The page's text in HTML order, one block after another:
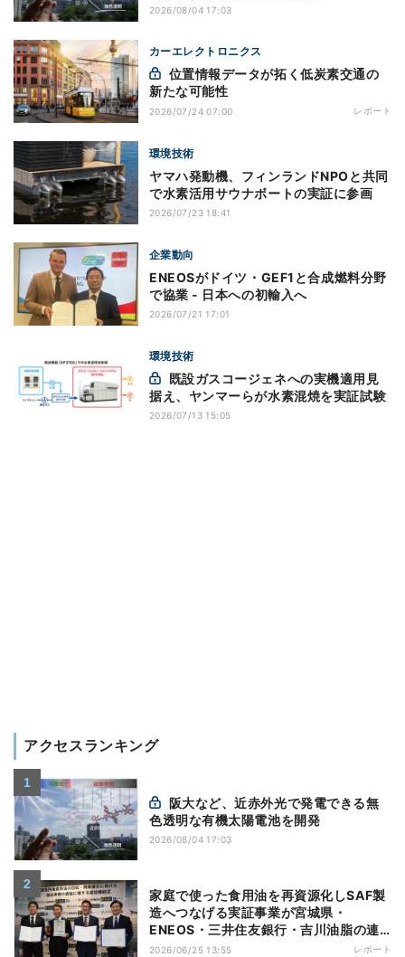
2026/08/04 17:03
カーエレクトロニクス
新たな可能性
2026/07/24 07:00 レポート
環境技術
ヤマハ発動機、フィンランドNPOと共同
で水素活用サウナボートの実証に参画
2026/07/23 18:41
企業動向
ENEOSがドイツ・GEF1と合成燃料分野
で協業 - 日本への初輸入へ
2026/07/21 17:01
環境技術
据え、ヤンマーらが水素混焼を実証試験
2026/07/13 15:05
アクセスランキング
色透明な有機太陽電池を開発
2026/08/04 17:03
家庭で使った食用油を再資源化しSAF製
造へつなげる実証事業が宮城県・
ENEOS・三井住友銀行・吉川油脂の連
携でスタート
2026/06/25 13:55 レポート